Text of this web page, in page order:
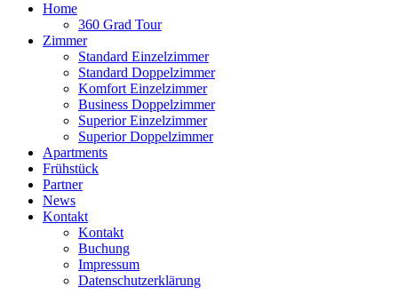
Home
360 Grad Tour
Zimmer
Standard Einzelzimmer
Standard Doppelzimmer
Komfort Einzelzimmer
Business Doppelzimmer
Superior Einzelzimmer
Superior Doppelzimmer
Apartments
Frühstück
Partner
News
Kontakt
Kontakt
Buchung
Impressum
Datenschutzerklärung